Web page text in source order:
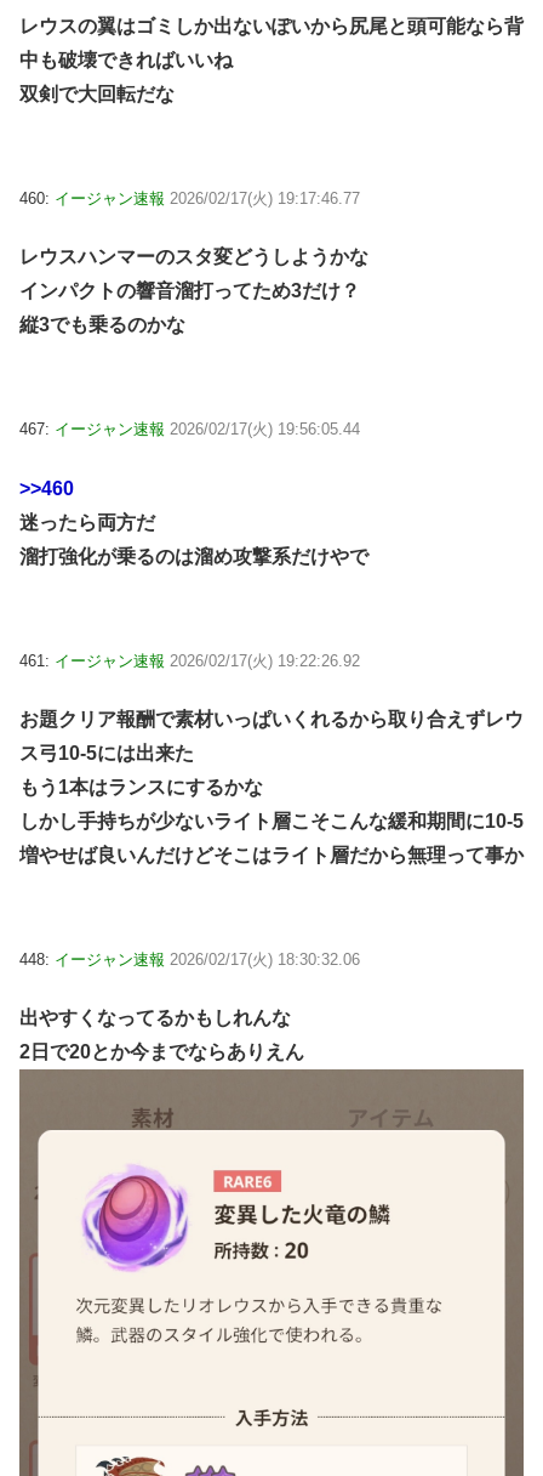
レウスの翼はゴミしか出ないぽいから尻尾と頭可能なら背
中も破壊できればいいね
双剣で大回転だな
460: イージャン速報 2026/02/17(火) 19:17:46.77
レウスハンマーのスタ変どうしようかな
インパクトの響音溜打ってため3だけ？
縦3でも乗るのかな
467: イージャン速報 2026/02/17(火) 19:56:05.44
>>460
迷ったら両方だ
溜打強化が乗るのは溜め攻撃系だけやで
461: イージャン速報 2026/02/17(火) 19:22:26.92
お題クリア報酬で素材いっぱいくれるから取り合えずレウ
ス弓10-5には出来た
もう1本はランスにするかな
しかし手持ちが少ないライト層こそこんな緩和期間に10-5
増やせば良いんだけどそこはライト層だから無理って事か
448: イージャン速報 2026/02/17(火) 18:30:32.06
出やすくなってるかもしれんな
2日で20とか今までならありえん